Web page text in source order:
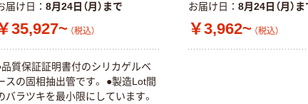
届け日 8月24日（月）まで
35,927~ （税込）
品質保証証明書付のシリカゲルベ
スの固相抽出管です。 ●製造Lot間
バラツキを最小限にしています。
お届け日 8月24日（月）ま
￥3,962~ （税込）